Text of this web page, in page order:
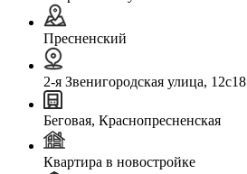
Пресненский
2-я Звенигородская улица, 12с18
Беговая, Краснопресненская
Квартира в новостройке